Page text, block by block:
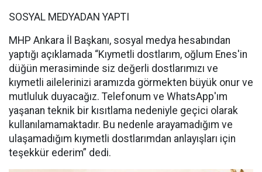
SOSYAL MEDYADAN YAPTI
MHP Ankara İl Başkanı, sosyal medya hesabından
yaptığı açıklamada “Kıymetli dostlarım, oğlum Enes'in
düğün merasiminde siz değerli dostlarımızı ve
kıymetli ailelerinizi aramızda görmekten büyük onur ve
mutluluk duyacağız. Telefonum ve WhatsApp'ım
yaşanan teknik bir kısıtlama nedeniyle geçici olarak
kullanılamamaktadır. Bu nedenle arayamadığım ve
ulaşamadığım kıymetli dostlarımdan anlayışları için
teşekkür ederim” dedi.